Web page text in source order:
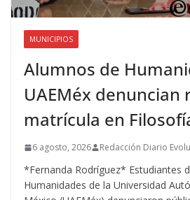
MUNICIPIOS
Alumnos de
UAEMéx denuncian
matrícula en
6 agosto, 2026 Redacción Diario
*Fernanda Rodríguez* Estudiantes
Humanidades de la Universidad